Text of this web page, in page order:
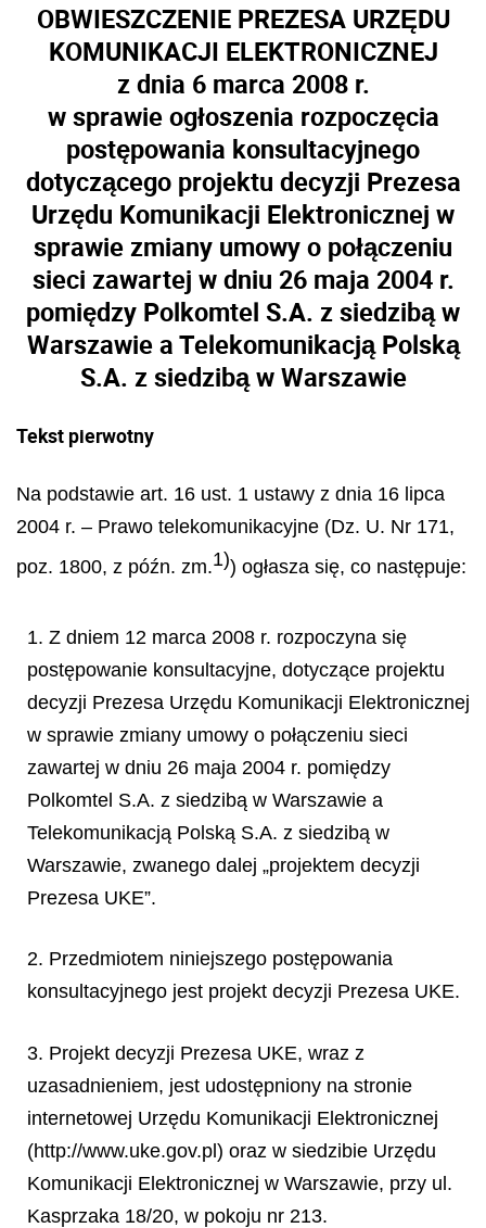
OBWIESZCZENIE PREZESA URZĘDU
KOMUNIKACJI ELEKTRONICZNEJ
z dnia 6 marca 2008 r.
w sprawie ogłoszenia rozpoczęcia
postępowania konsultacyjnego
dotyczącego projektu decyzji Prezesa
Urzędu Komunikacji Elektronicznej w
sprawie zmiany umowy o połączeniu
sieci zawartej w dniu 26 maja 2004 r.
pomiędzy Polkomtel S.A. z siedzibą w
Warszawie a Telekomunikacją Polską
S.A. z siedzibą w Warszawie
Tekst pierwotny
Na podstawie art. 16 ust. 1 ustawy z dnia 16 lipca
2004 r. – Prawo telekomunikacyjne (Dz. U. Nr 171,
poz. 1800, z późn. zm.1)) ogłasza się, co następuje:
1. Z dniem 12 marca 2008 r. rozpoczyna się
postępowanie konsultacyjne, dotyczące projektu
decyzji Prezesa Urzędu Komunikacji Elektronicznej
w sprawie zmiany umowy o połączeniu sieci
zawartej w dniu 26 maja 2004 r. pomiędzy
Polkomtel S.A. z siedzibą w Warszawie a
Telekomunikacją Polską S.A. z siedzibą w
Warszawie, zwanego dalej „projektem decyzji
Prezesa UKE”.
2. Przedmiotem niniejszego postępowania
konsultacyjnego jest projekt decyzji Prezesa UKE.
3. Projekt decyzji Prezesa UKE, wraz z
uzasadnieniem, jest udostępniony na stronie
internetowej Urzędu Komunikacji Elektronicznej
(http://www.uke.gov.pl) oraz w siedzibie Urzędu
Komunikacji Elektronicznej w Warszawie, przy ul.
Kasprzaka 18/20, w pokoju nr 213.